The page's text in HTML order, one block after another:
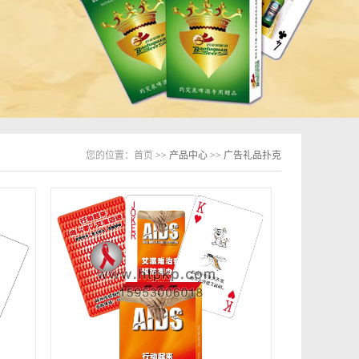
您的位置： 首页 >> 产品中心 >> 广告礼品扑克